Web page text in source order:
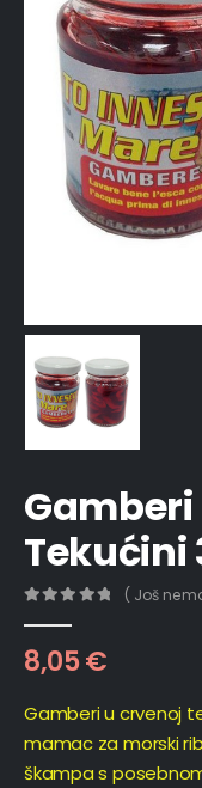
Tekućini
( Još
8,05€
Gamberi u crvenoj
mamac za morski
škampa s